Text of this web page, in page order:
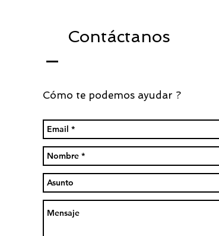
Contáctanos
Cómo te podemos ayudar ?